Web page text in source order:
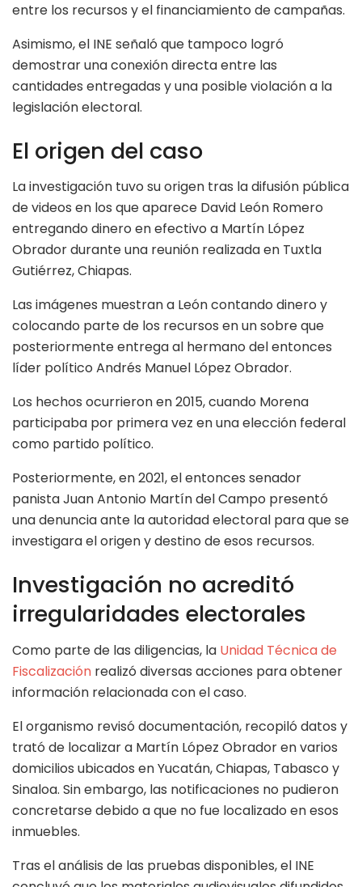
entre los recursos y el financiamiento de campañas.
Asimismo, el INE señaló que tampoco logró
demostrar una conexión directa entre las
cantidades entregadas y una posible violación a la
legislación electoral.
El origen del caso
La investigación tuvo su origen tras la difusión pública
de videos en los que aparece David León Romero
entregando dinero en efectivo a Martín López
Obrador durante una reunión realizada en Tuxtla
Gutiérrez, Chiapas.
Las imágenes muestran a León contando dinero y
colocando parte de los recursos en un sobre que
posteriormente entrega al hermano del entonces
líder político Andrés Manuel López Obrador.
Los hechos ocurrieron en 2015, cuando Morena
participaba por primera vez en una elección federal
como partido político.
Posteriormente, en 2021, el entonces senador
panista Juan Antonio Martín del Campo presentó
una denuncia ante la autoridad electoral para que se
investigara el origen y destino de esos recursos.
Investigación no acreditó
irregularidades electorales
Como parte de las diligencias, la Unidad Técnica de
Fiscalización realizó diversas acciones para obtener
información relacionada con el caso.
El organismo revisó documentación, recopiló datos y
trató de localizar a Martín López Obrador en varios
domicilios ubicados en Yucatán, Chiapas, Tabasco y
Sinaloa. Sin embargo, las notificaciones no pudieron
concretarse debido a que no fue localizado en esos
inmuebles.
Tras el análisis de las pruebas disponibles, el INE